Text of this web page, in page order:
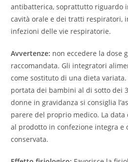
antibatterica, soprattutto riguardo
cavità orale e dei tratti respiratori,
infezioni delle vie respiratorie.
Avvertenze: non eccedere la dose
raccomandata. Gli integratori
come sostituto di una dieta
portata dei bambini al di sotto dei
donne in gravidanza si consiglia
parere del proprio medico. La data
al prodotto in confezione integra e
conservata.